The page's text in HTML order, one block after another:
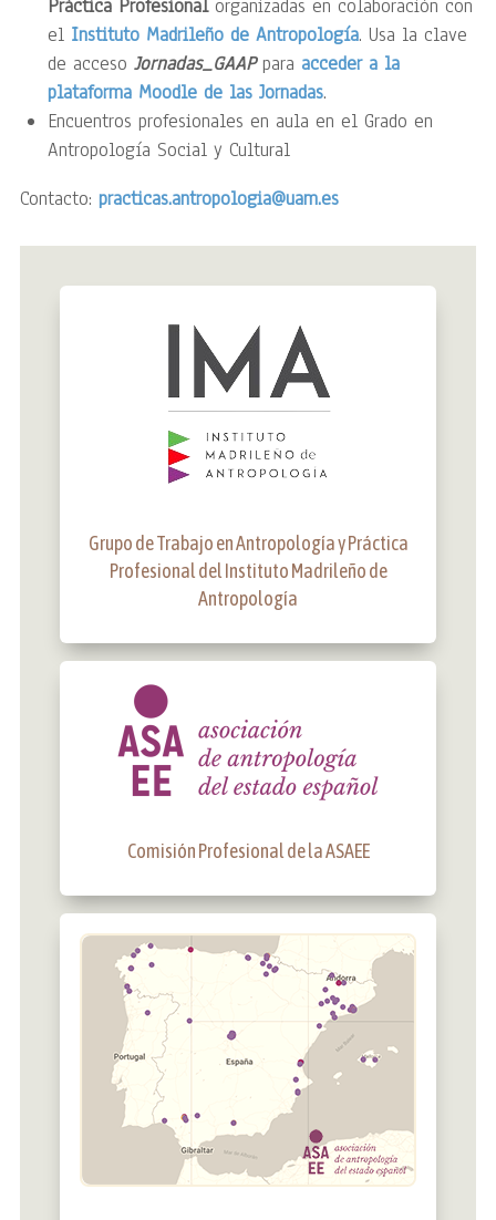
Práctica Profesionalorganizadas en colaboración con
el Instituto Madrileño de Antropología. Usa la clave
de accesoJornadas_GAAPpara acceder a la
plataforma Moodle de las Jornadas.
Encuentros profesionales en aula en el Grado en
Antropología Social y Cultural
Contacto: practicas.antropologia@uam.es
Grupo de Trabajo en Antropología y Práctica
Profesional del Instituto Madrileño de
Antropología
Comisión Profesional de la ASAEE